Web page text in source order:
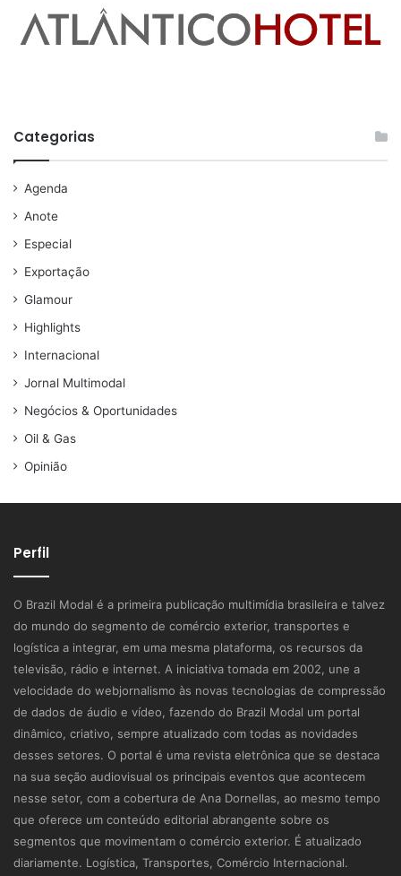
Categorias
Agenda
Anote
Especial
Exportação
Glamour
Highlights
Internacional
Jornal Multimodal
Negócios & Oportunidades
Oil & Gas
Opinião
Perfil
O Brazil Modal é a primeira publicação multimídia brasileira e talvez
do mundo do segmento de comércio exterior, transportes e
logística a integrar, em uma mesma plataforma, os recursos da
televisão, rádio e internet. A iniciativa tomada em 2002, une a
velocidade do webjornalismo às novas tecnologias de compressão
de dados de áudio e vídeo, fazendo do Brazil Modal um portal
dinâmico, criativo, sempre atualizado com todas as novidades
desses setores. O portal é uma revista eletrônica que se destaca
na sua seção audiovisual os principais eventos que acontecem
nesse setor, com a cobertura de Ana Dornellas, ao mesmo tempo
que oferece um conteúdo editorial abrangente sobre os
segmentos que movimentam o comércio exterior. É atualizado
diariamente. Logística, Transportes, Comércio Internacional.